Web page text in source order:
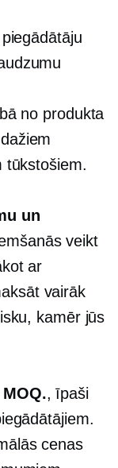
no produkta
tūkstošiem.
un
veikt
ar
vairāk
kamēr jūs
, īpaši
cenas